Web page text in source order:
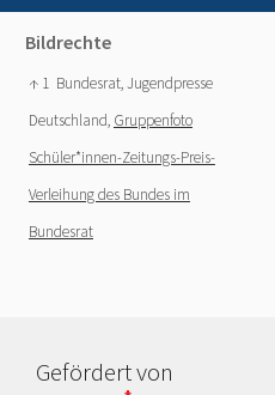
Bildrechte
↑ 1 Bundesrat, Jugendpresse
Deutschland, Gruppenfoto
Schüler*innen-Zeitungs-Preis-
Verleihung des Bundes im
Bundesrat
Gefördert von